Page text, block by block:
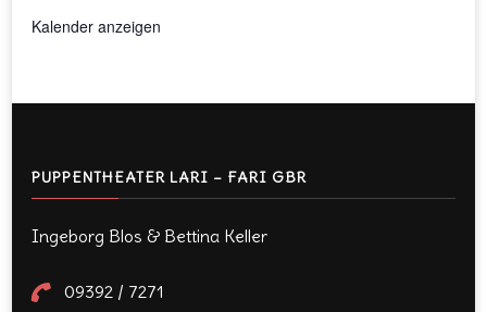
Kalender anzeigen
PUPPENTHEATER LARI – FARI GBR
Ingeborg Blos & Bettina Keller
09392 / 7271